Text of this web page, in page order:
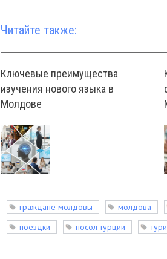
Читайте также:
Ключевые преимущества
изучения нового языка в
Молдове
граждане молдовы молдова
поездки
посол турции